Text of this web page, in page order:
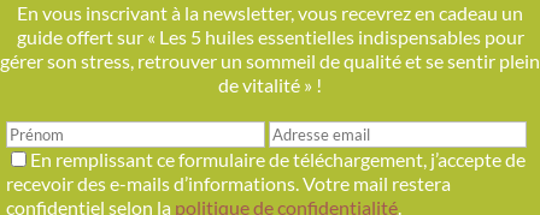
En vous inscrivant à la newsletter, vous recevrez en cadeau un
guide offert sur « Les 5 huiles essentielles indispensables pour
gérer son stress, retrouver un sommeil de qualité et se sentir plein
de vitalité » !
En remplissant ce formulaire de téléchargement, j’accepte de
recevoir des e-mails d’informations. Votre mail restera
confidentiel selon la politique de confidentialité.